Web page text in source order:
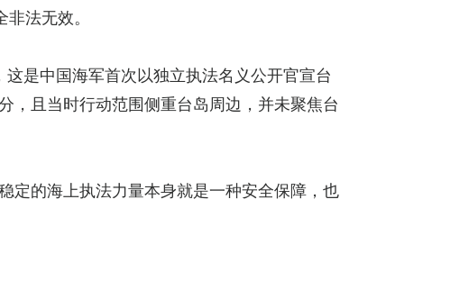
法无效。
是中国海军首次以独立执法名义公开官宣台
，且当时行动范围侧重台岛周边，并未聚焦台
定的海上执法力量本身就是一种安全保障，也